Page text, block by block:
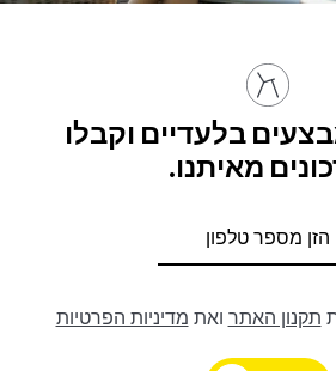
בלעדיים וקבלו
מאיתנו.
תקנון האתר ואת מדיניות הפרטיות